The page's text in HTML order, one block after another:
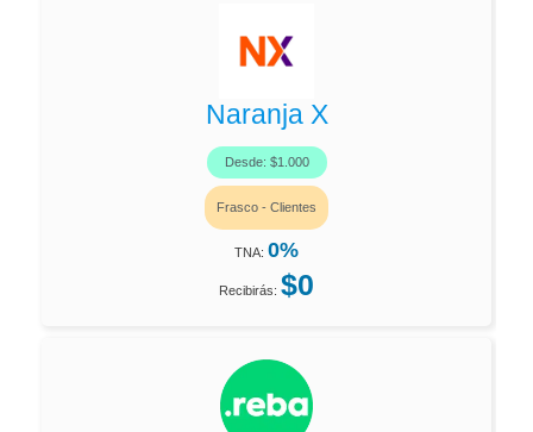
Naranja X
Desde: $1.000
Frasco - Clientes
TNA: 0%
Recibirás: $0